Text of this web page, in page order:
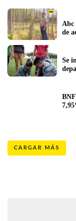
Abc
de
Se
CARGAR MÁS